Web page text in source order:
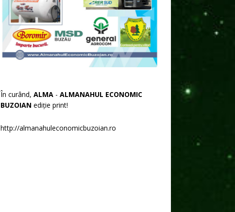
În curând, ALMA - ALMANAHUL ECONOMIC
BUZOIAN ediție print!
http://almanahuleconomicbuzoian.ro